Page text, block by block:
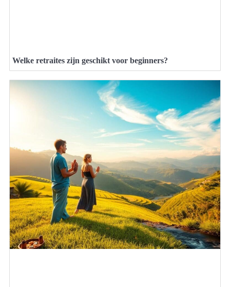
Welke retraites zijn geschikt voor beginners?